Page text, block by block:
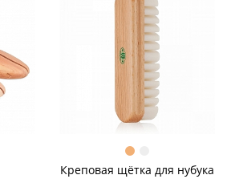
Креповая щётка для нубука